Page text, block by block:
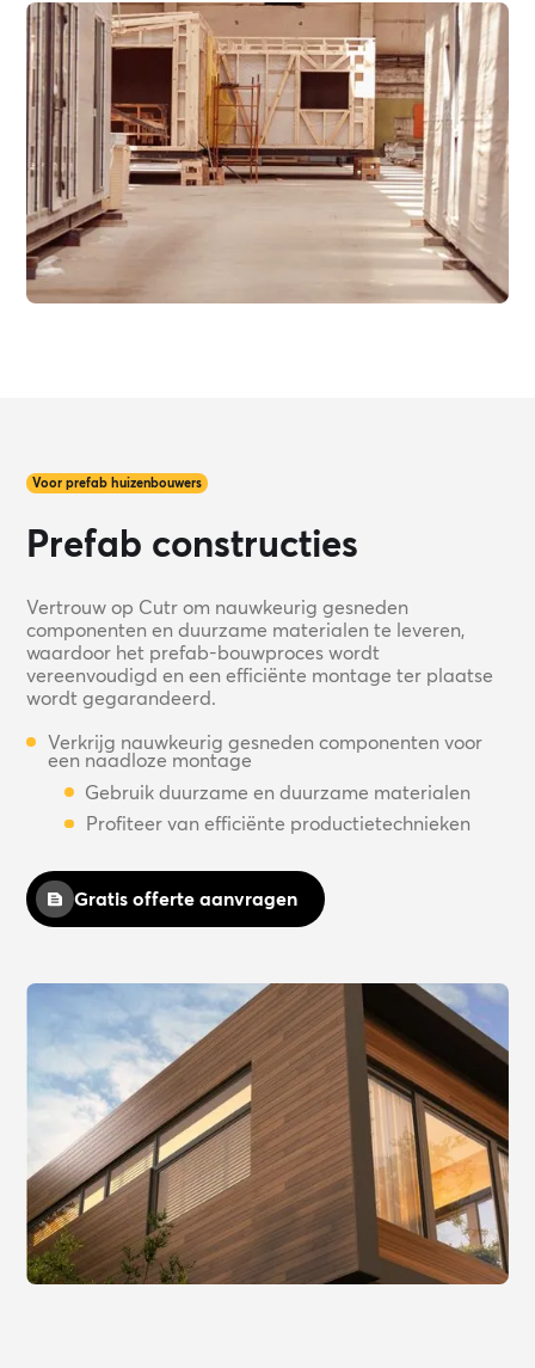
Voor prefab huizenbouwers
Prefab constructies
Vertrouw op Cutr om nauwkeurig gesneden
componenten en duurzame materialen te leveren,
waardoor het prefab-bouwproces wordt
vereenvoudigd en een efficiënte montage ter plaatse
wordt gegarandeerd.
Verkrijg nauwkeurig gesneden componenten voor
een naadloze montage
Gebruik duurzame en duurzame materialen
Profiteer van efficiënte productietechnieken
Gratis offerte aanvragen